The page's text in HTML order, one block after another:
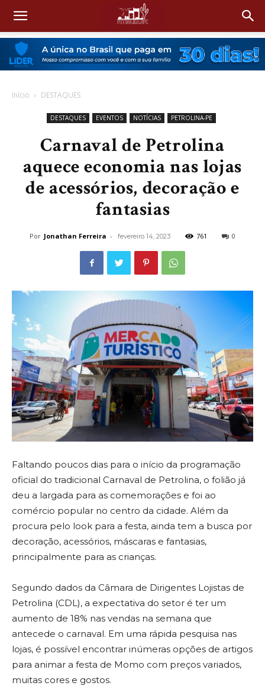
Início DESTAQUES
DESTAQUES EVENTOS NOTÍCIAS PETROLINA-PE
Carnaval de Petrolina
aquece economia nas lojas
de acessórios, decoração e
fantasias
Por Jonathan Ferreira - fevereiro 14, 2023 761 0
Faltando poucos dias para o início da programação
oficial do tradicional Carnaval de Petrolina, o folião já
deu a largada para as comemorações e foi ao
comércio popular no centro da cidade. Além da
procura pelo look para a festa, ainda tem a busca por
decoração, acessórios, máscaras e fantasias,
principalmente para as crianças.
Segundo dados da Câmara de Dirigentes Lojistas de
Petrolina (CDL), a expectativa do setor é ter um
aumento de 18% nas vendas na semana que
antecede o carnaval. Em uma rápida pesquisa nas
lojas, é possível encontrar inúmeras opções de artigos
para animar a festa de Momo com preços variados,
muitas cores e gostos.